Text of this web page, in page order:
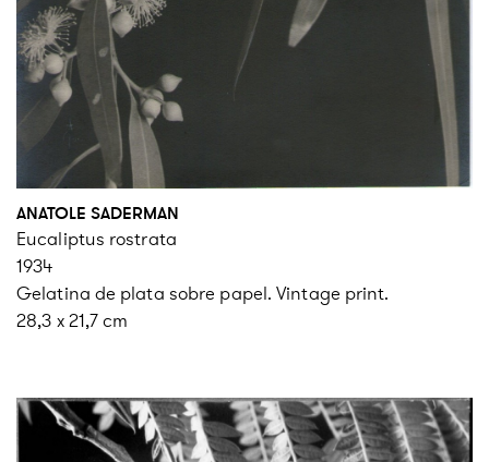
ANATOLE SADERMAN
Eucaliptus rostrata
1934
Gelatina de plata sobre papel. Vintage print.
28,3 x 21,7 cm